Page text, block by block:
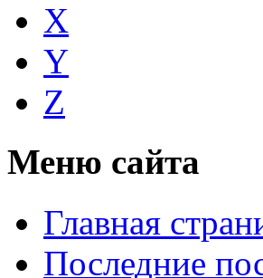
X
Y
Z
Меню сайта
Главная
Последние